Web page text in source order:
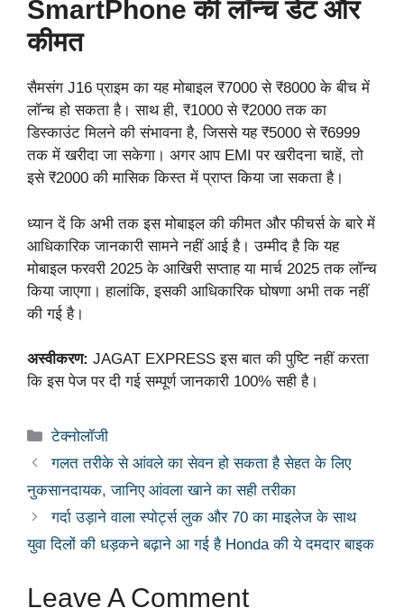
SmartPhone की लॉन्च डेट और
कीमत
सैमसंग J16 प्राइम का यह मोबाइल ₹7000 से ₹8000 के बीच में
लॉन्च हो सकता है। साथ ही, ₹1000 से ₹2000 तक का
डिस्काउंट मिलने की संभावना है, जिससे यह ₹5000 से ₹6999
तक में खरीदा जा सकेगा। अगर आप EMI पर खरीदना चाहें, तो
इसे ₹2000 की मासिक किस्त में प्राप्त किया जा सकता है।
ध्यान दें कि अभी तक इस मोबाइल की कीमत और फीचर्स के बारे में
आधिकारिक जानकारी सामने नहीं आई है। उम्मीद है कि यह
मोबाइल फरवरी 2025 के आखिरी सप्ताह या मार्च 2025 तक लॉन्च
किया जाएगा। हालांकि, इसकी आधिकारिक घोषणा अभी तक नहीं
की गई है।
अस्वीकरण: JAGAT EXPRESS इस बात की पुष्टि नहीं करता
कि इस पेज पर दी गई सम्पूर्ण जानकारी 100% सही है।
Categories
टेक्नोलॉजी
गलत तरीके से आंवले का सेवन हो सकता है सेहत के लिए
नुकसानदायक, जानिए आंवला खाने का सही तरीका
गर्दा उड़ाने वाला स्पोर्ट्स लुक और 70 का माइलेज के साथ
युवा दिलों की धड़कने बढ़ाने आ गई है Honda की ये दमदार बाइक
Leave A Comment